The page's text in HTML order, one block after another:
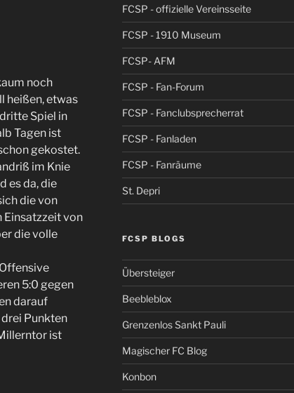
noch
heißen, etwas
Spiel in
Tagen ist
gekostet.
im Knie
es da, die
die von
Einsatzzeit von
die volle
5:0 gegen
darauf
Punkten
ist
FCSP - offizielle Vereinsseite
FCSP - 1910 Museum
FCSP- AFM
FCSP - Fan-Forum
FCSP - Fanclubsprecherrat
FCSP - Fanladen
FCSP - Fanräume
St. Depri
FCSP BLOGS
Übersteiger
Beebleblox
Grenzenlos Sankt Pauli
Magischer FC Blog
Konbon